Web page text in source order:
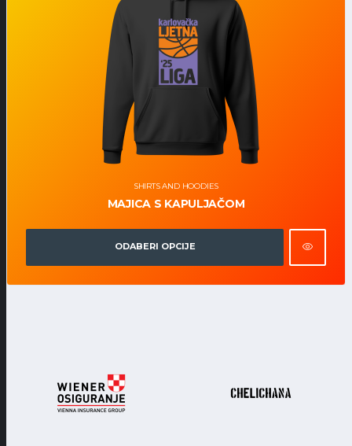
SHIRTS AND HOODIES
MAJICA S KAPULJAČOM
ODABERI OPCIJE